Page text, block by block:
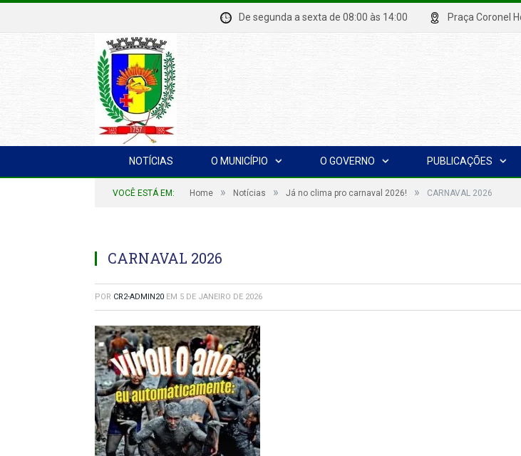
De segunda a sexta de 08:00 às 14:00 Praça Coronel
NOTÍCIAS O MUNICÍPIO O GOVERNO PUBLICAÇÕES
VOCÊ ESTÁ EM: Home » Notícias » Já no clima pro carnaval 2026! » CARNAVAL 2026
CARNAVAL 2026
POR CR2-ADMIN20 EM 5 DE JANEIRO DE 2026